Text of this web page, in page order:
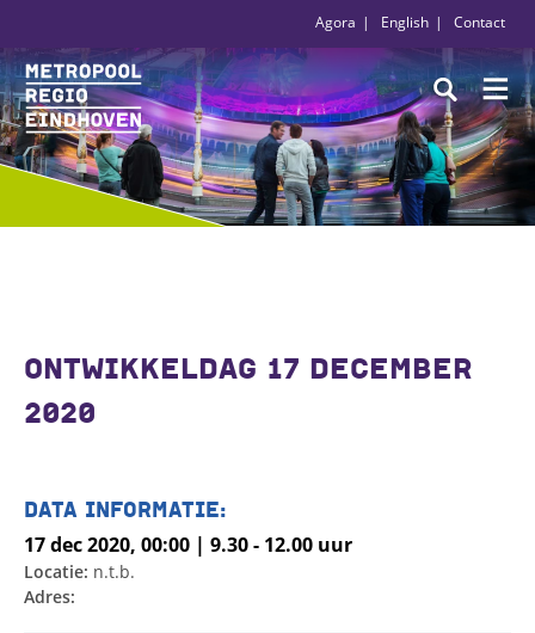
Agora English Contact
ONTWIKKELDAG 17 DECEMBER
2020
DATA INFORMATIE:
17 dec 2020, 00:00 | 9.30 - 12.00 uur
Locatie: n.t.b.
Adres: